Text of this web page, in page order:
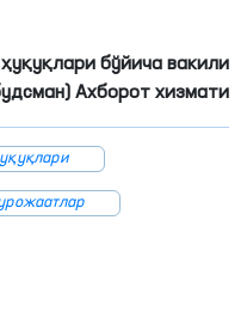
бўйича вакили
Ахборот хизмати